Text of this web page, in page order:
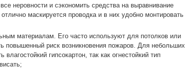
неровности и сэкономить средства на выравнивание
маскируется проводка и в них удобно монтировать
материалам. Его часто используют для потолков или
повышенный риск возникновения пожаров. Для небольших
гипсокартон, так как огнестойкий тип